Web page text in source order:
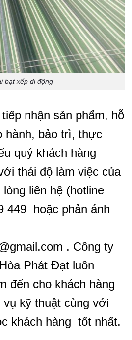
bạt xếp di động
nhận sản phẩm, hỗ
hành, bảo trì, thực
quý khách hàng
thái độ làm việc của
liên hệ (hotline
449 hoặc phản ánh
. Công ty
Phát Đạt luôn
đến cho khách hàng
kỹ thuật cùng với
khách hàng tốt nhất.